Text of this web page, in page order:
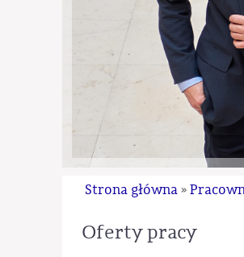
Strona główna »
Oferty pracy